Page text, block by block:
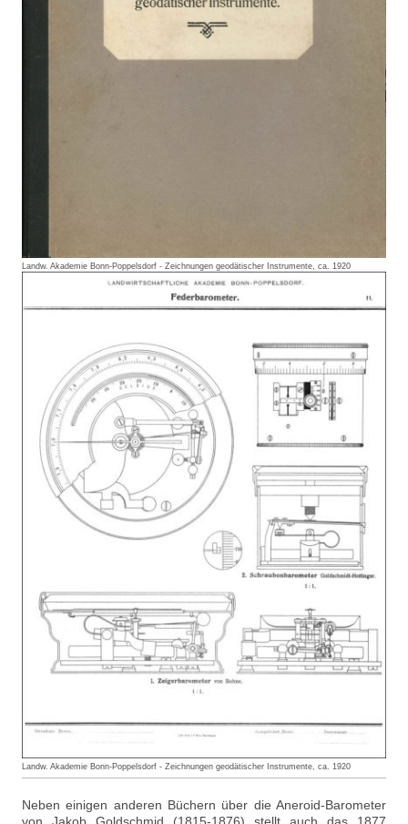
Landw. Akademie Bonn-Poppelsdorf - Zeichnungen geodätischer Instrumente, ca. 1920
Landw. Akademie Bonn-Poppelsdorf - Zeichnungen geodätischer Instrumente, ca. 1920
Neben einigen anderen Büchern über die Aneroid-Barometer
von Jakob Goldschmid (1815-1876) stellt auch das 1877